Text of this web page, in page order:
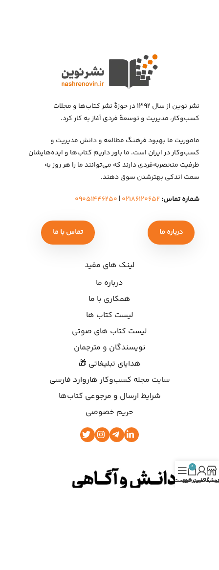
نشر نوین از سال ۱۳۹۲ در حوزهٔ نشر کتاب‌ها و مجلات
کسب‌وکار، مدیریت و توسعهٔ فردی آغاز به کار کرد.
ماموریت ما بهبود فرهنگ مطالعه و دانش مدیریت و
کسب‌وکار در ایران است. ما باور داریم کتاب‌ها و ایده‌هایشان
ظرفیت منحصربه‌فردی دارند که می‌توانند ما را هر روز به
سمت اندکی بهتر‌شدن سوق دهند.
شماره تماس: ۰۲۱۸۶۱۲۰۶۵۲| ۰۹۰۵۱۴۴۶۲۵۰
درباره ما تماس با ما
لینک های مفید
درباره ما
همکاری با ما
لیست کتاب ها
لیست کتاب های صوتی
نویسندگان و مترجمان
هدایای تبلیغاتی 🎁
سایت مجله کسب‌وکار هاروارد فارسی
شرایط ارسال و مرجوعی کتاب‌ها
حریم خصوصی
کاربری من
0
سبد خریدفهرست